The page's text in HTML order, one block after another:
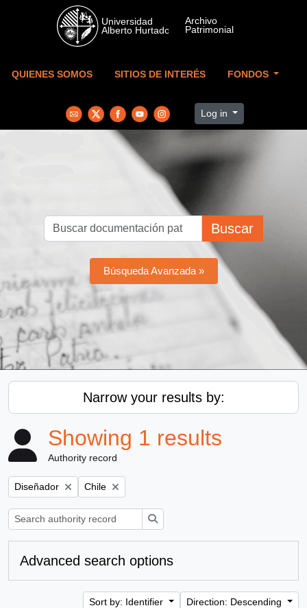
Skip to main content
QUIENES SOMOS SITIOS DE INTERÉS FONDOS
Log in
Buscar
Búsqueda Avanzada »
Narrow your results by:
Showing 1 results
Authority record
Remove filter:
Diseñador Remove filter:
Chile
Advanced search options
Sort by: Identifier Direction: Descending